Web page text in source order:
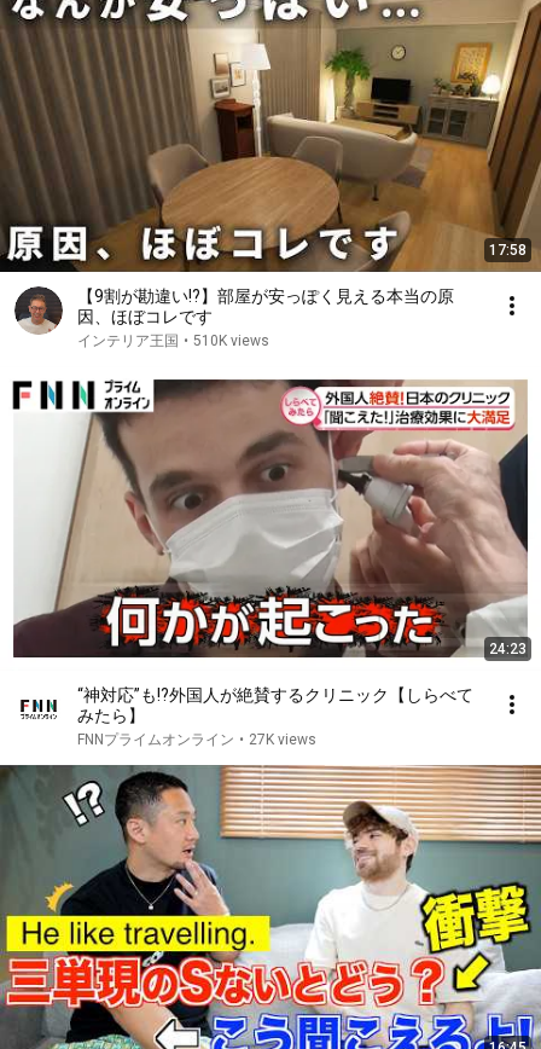
17:58
【9割が勘違い!?】部屋が安っぽく見える本当の原
因、ほぼコレです
インテリア王国 • 510K views
24:23
“神対応”も!?外国人が絶賛するクリニック【しらべて
みたら】
FNNプライムオンライン • 27K views